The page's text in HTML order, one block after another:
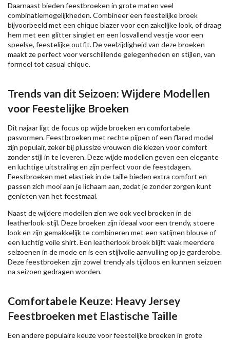
Daarnaast bieden feestbroeken in grote maten veel
combinatiemogelijkheden. Combineer een feestelijke broek
bijvoorbeeld met een chique blazer voor een zakelijke look, of draag
hem met een glitter singlet en een losvallend vestje voor een
speelse, feestelijke outfit. De veelzijdigheid van deze broeken
maakt ze perfect voor verschillende gelegenheden en stijlen, van
formeel tot casual chique.
Trends van dit Seizoen: Wijdere Modellen
voor Feestelijke Broeken
Dit najaar ligt de focus op wijde broeken en comfortabele
pasvormen. Feestbroeken met rechte pijpen of een flared model
zijn populair, zeker bij plussize vrouwen die kiezen voor comfort
zonder stijl in te leveren. Deze wijde modellen geven een elegante
en luchtige uitstraling en zijn perfect voor de feestdagen.
Feestbroeken met elastiek in de taille bieden extra comfort en
passen zich mooi aan je lichaam aan, zodat je zonder zorgen kunt
genieten van het feestmaal.
Naast de wijdere modellen zien we ook veel broeken in de
leatherlook-stijl. Deze broeken zijn ideaal voor een trendy, stoere
look en zijn gemakkelijk te combineren met een satijnen blouse of
een luchtig voile shirt. Een leatherlook broek blijft vaak meerdere
seizoenen in de mode en is een stijlvolle aanvulling op je garderobe.
Deze feestbroeken zijn zowel trendy als tijdloos en kunnen seizoen
na seizoen gedragen worden.
Comfortabele Keuze: Heavy Jersey
Feestbroeken met Elastische Taille
Een andere populaire keuze voor feestelijke broeken in grote